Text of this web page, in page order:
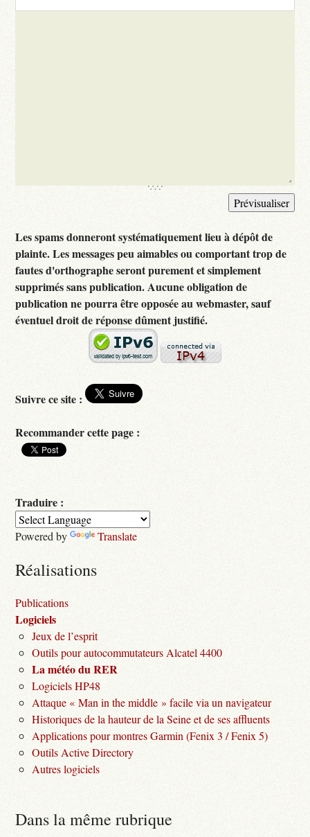
Les spams donneront systématiquement lieu à dépôt de
plainte. Les messages peu aimables ou comportant trop de
fautes d'orthographe seront purement et simplement
supprimés sans publication. Aucune obligation de
publication ne pourra être opposée au webmaster, sauf
éventuel droit de réponse dûment justifié.
Suivre ce site :
Recommander cette page :
Traduire :
Powered by Translate
Réalisations
Publications
Logiciels
Jeux de l’esprit
Outils pour autocommutateurs Alcatel 4400
La météo du RER
Logiciels HP48
Attaque « Man in the middle » facile via un navigateur
Historiques de la hauteur de la Seine et de ses affluents
Applications pour montres Garmin (Fenix 3 / Fenix 5)
Outils Active Directory
Autres logiciels
Dans la même rubrique